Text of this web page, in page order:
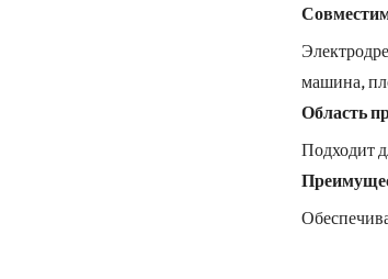
машина,
Область
Подходит